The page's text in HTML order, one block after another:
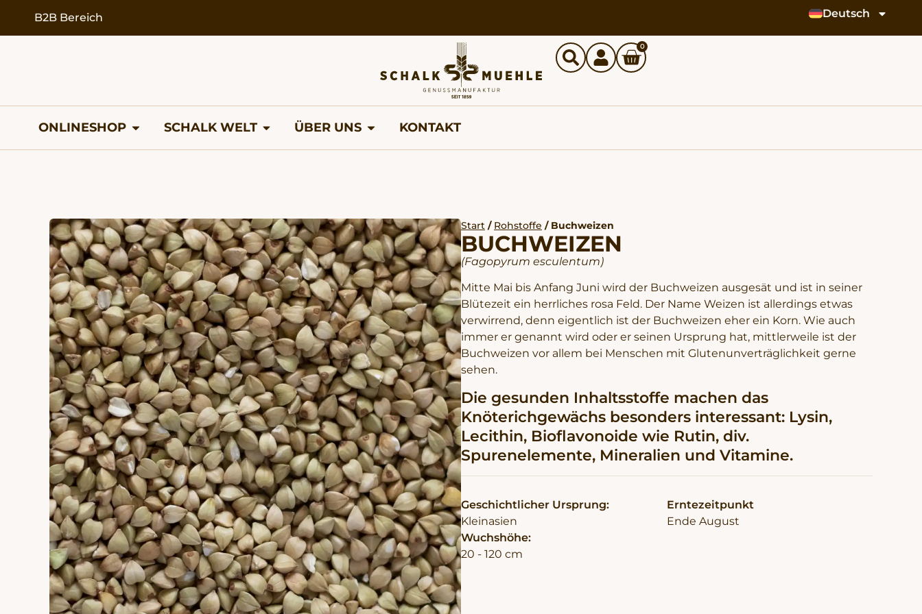
springenB2B Bereich Deutsch
0
ONLINESHOP SCHALK WELT ÜBER UNS KONTAKT
Start / Rohstoffe / Buchweizen
BUCHWEIZEN
(Fagopyrum esculentum)
Mitte Mai bis Anfang Juni wird der Buchweizen ausgesät und ist in seiner
Blütezeit ein herrliches rosa Feld. Der Name Weizen ist allerdings etwas
verwirrend, denn eigentlich ist der Buchweizen eher ein Korn. Wie auch
immer er genannt wird oder er seinen Ursprung hat, mittlerweile ist der
Buchweizen vor allem bei Menschen mit Glutenunverträglichkeit gerne
sehen.
Die gesunden Inhaltsstoffe machen das
Knöterichgewächs besonders interessant: Lysin,
Lecithin, Bioflavonoide wie Rutin, div.
Spurenelemente, Mineralien und Vitamine.
Geschichtlicher Ursprung:
Kleinasien
Wuchshöhe:
20 - 120 cm
Erntezeitpunkt
Ende August